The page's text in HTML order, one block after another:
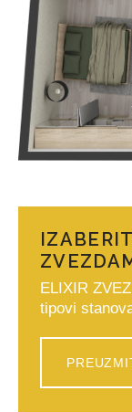
ELIXIR
tipovi